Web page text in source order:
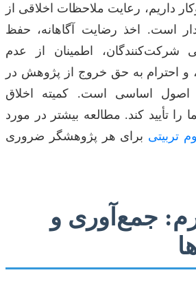
داریم، رعایت ملاحظات اخلاقی از
است. اخذ رضایت آگاهانه، حفظ
شرکت‌کنندگان، اطمینان از عدم
و احترام به حق خروج از پژوهش در
اصول اساسی است. کمیته اخلاق
را تأیید کند. مطالعه بیشتر در مورد
تربیتی برای هر پژوهشگر ضروری
جمع‌آوری و